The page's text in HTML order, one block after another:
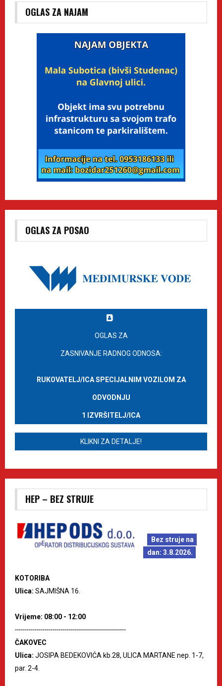
OGLAS ZA NAJAM
OGLAS ZA POSAO
OGLAS ZA
ZASNIVANJE RADNOG ODNOSA:
RUKOVATELJ/ICA SPECIJALNIM VOZILOM ZA
ODVODNJU
1 IZVRŠITELJ/ICA
KLIKNI ZA DETALJE!
HEP – BEZ STRUJE
Bez struje na
dan: 3.8.2026.
KOTORIBA
Ulica: SAJMIŠNA 16.
Vrijeme: 08:00 - 12:00
--------------------------------------------------------
ČAKOVEC
Ulica: JOSIPA BEDEKOVIĆA kb.28, ULICA MARTANE nep. 1-7,
par. 2-4.